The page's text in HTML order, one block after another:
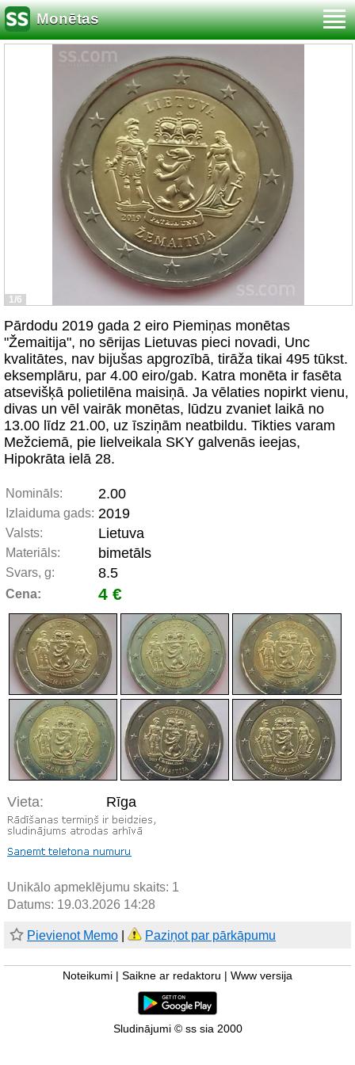
Monētas
1/6
Pārdodu 2019 gada 2 eiro Piemiņas monētas
"Žemaitija", no sērijas Lietuvas pieci novadi, Unc
kvalitātes, nav bijušas apgrozībā, tirāža tikai 495 tūkst.
eksemplāru, par 4.00 eiro/gab. Katra monēta ir fasēta
atsevišķā polietilēna maisiņā. Ja vēlaties nopirkt vienu,
divas un vēl vairāk monētas, lūdzu zvaniet laikā no
13.00 līdz 21.00, uz īsziņām neatbildu. Tikties varam
Mežciemā, pie lielveikala SKY galvenās ieejas,
Hipokrāta ielā 28.
Nomināls: 2.00
Izlaiduma gads: 2019
Valsts: Lietuva
Materiāls: bimetāls
Svars, g: 8.5
Cena: 4 €
Vieta: Rīga
Unikālo apmeklējumu skaits: 1
Datums: 19.03.2026 14:28
Pievienot Memo Paziņot par pārkāpumu
Noteikumi Saikne ar redaktoru Www versija
Sludinājumi © ss sia 2000